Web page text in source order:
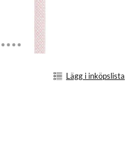
Lägg i inköpslista